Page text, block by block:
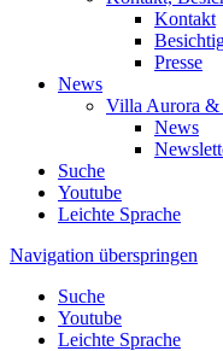
Kontakt
Presse
News
Villa Aurora &
News
Suche
Youtube
Leichte Sprache
Navigation überspringen
Suche
Youtube
Leichte Sprache